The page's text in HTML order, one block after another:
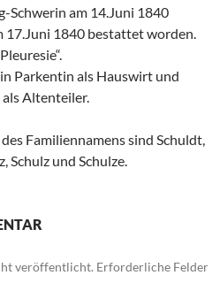
Schwerin am 14.Juni 1840
17.Juni 1840 bestattet worden.
Parkentin als Hauswirt und
Altenteiler.
Familiennamens sind Schuldt,
Schulz und Schulze.
veröffentlicht. Erforderliche Felder